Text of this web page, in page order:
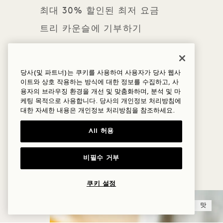
최대 30% 할인된 최저 요금
트리 카운슬에 기부하기
2026년 1월 1일까지 예약
유연한 취소 정책이 적용됨
다른 혜택/요금과 함께 사용할 수 없음
더 많은 혜택과 체험
맛
당사(및 파트너)는 쿠키를 사용하여 사용자가 당사 웹사
이트와 상호 작용하는 방식에 대한 정보를 수집하고, 사
용자의 브라우징 환경을 개선 및 맞춤화하며, 분석 및 마
케팅 목적으로 사용합니다. 당사의 개인정보 처리방침에
대한 자세한 내용은 개인정보 처리방침을 참조하세요.
All 허용
비필수 거부
쿠키 설정